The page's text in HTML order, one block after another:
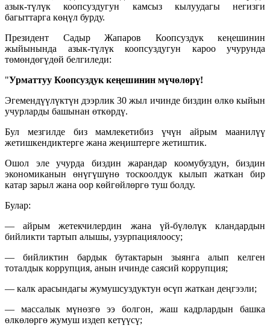
азык-түлүк коопсуздугун камсыз кылуудагы негизги
багыттарга көңүл бурду.
Президент Садыр Жапаров Коопсуздук кеңешинин
жыйынында азык-түлүк коопсуздугун кароо учурунда
төмөндөгүдөй белгиледи:
"Урматтуу Коопсуздук кеңешинин мүчөлөрү!
Эгемендүүлүктүн дээрлик 30 жыл ичинде биздин өлкө кыйын
учурларды башынан өткөрдү.
Бул мезгилде биз мамлекетибиз үчүн айрым маанилүү
жетишкендиктерге жана жеңиштерге жетиштик.
Ошол эле учурда биздин жарандар коомубуздун, биздин
экономиканын өнүгүшүнө тоскоолдук кылып жаткан бир
катар зарыл жана оор көйгөйлөргө туш болду.
Булар:
— айрым жетекчилердин жана үй-бүлөлүк кландардын
бийликти тартып алышы, узурпациялоосу;
— бийликтин бардык бутактарын зыянга алып келген
тоталдык коррупция, анын ичинде саясий коррупция;
— калк арасындагы жумушсуздуктун өсүп жаткан деңгээли;
— массалык мүнөзгө ээ болгон, жаш кадрлардын башка
өлкөлөргө жумуш издеп кетүүсү;